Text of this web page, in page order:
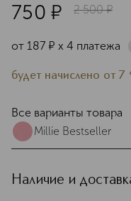
750 ¤ 2 500 ¤
от 187 ¤ х 4 платежа
будет начислено от 7
Все варианты товара
Millie Bestseller
Наличие и